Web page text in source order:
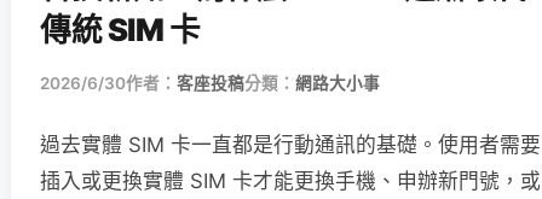
傳統 SIM 卡
2026/6/30作者： 客座投稿分類： 網路大小事
過去實體 SIM 卡一直都是行動通訊的基礎。使用者需要
插入或更換實體 SIM 卡才能更換手機、申辦新門號，或